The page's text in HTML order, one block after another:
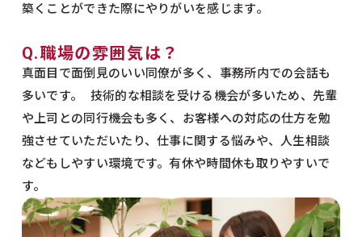
築くことができた際にやりがいを感じます。
Q.職場の雰囲気は？
真面目で面倒見のいい同僚が多く、事務所内での会話も
多いです。 技術的な相談を受ける機会が多いため、先輩
や上司との同行機会も多く、お客様への対応の仕方を勉
強させていただいたり、仕事に関する悩みや、人生相談
などもしやすい環境です。有休や時間休も取りやすいで
す。